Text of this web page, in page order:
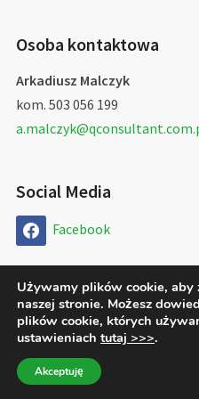
Osoba kontaktowa
Arkadiusz Malczyk
kom. 503 056 199
Social Media
Facebook
Copyright © 2026
Używamy plików cookie,
naszej stronie. Możesz
plików cookie, których
ustawieniach tutaj >>>.
Akceptuję